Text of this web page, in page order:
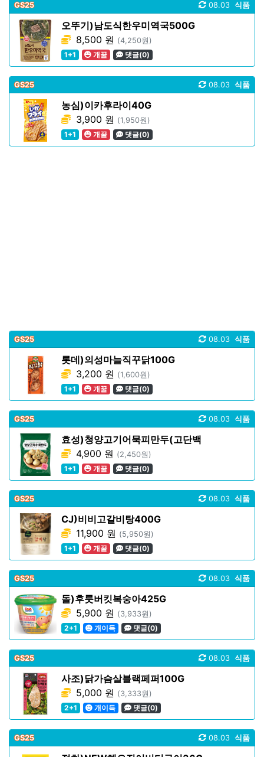
GS25 식품
08.03
오뚜기)남도식한우미역국500G
8,500 원 (4,250원)
1+1
개꿀 댓글(0)
GS25 식품
08.03
농심)이카후라이40G
3,900 원 (1,950원)
1+1
개꿀 댓글(0)
GS25 식품
08.03
롯데)의성마늘직꾸닭100G
3,200 원 (1,600원)
1+1
개꿀 댓글(0)
GS25 식품
08.03
효성)청양고기어묵피만두(고단백
4,900 원 (2,450원)
1+1
개꿀 댓글(0)
GS25 식품
08.03
CJ)비비고갈비탕400G
11,900 원 (5,950원)
1+1
개꿀 댓글(0)
GS25 식품
08.03
돌)후룻버킷복숭아425G
5,900 원 (3,933원)
2+1
개이득 댓글(0)
GS25 식품
08.03
사조)닭가슴살블랙페퍼100G
5,000 원 (3,333원)
2+1
개이득 댓글(0)
GS25 식품
08.03